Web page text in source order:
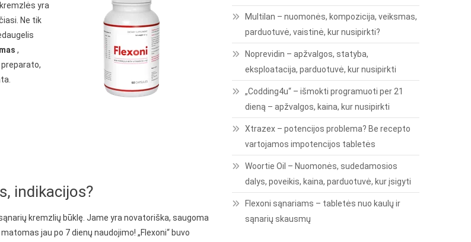
yra
Ne tik
,
indikacijos?
kremzlių būklę. Jame yra novatoriška, saugoma
jau po 7 dienų naudojimo! „Flexoni“ buvo
Multilan – nuomonės, kompozicija, veiksmas,
parduotuvė, vaistinė, kur nusipirkti?
Noprevidin – apžvalgos, statyba,
eksploatacija, parduotuvė, kur nusipirkti
„Codding4u“ – išmokti programuoti per 21
dieną – apžvalgos, kaina, kur nusipirkti
Xtrazex – potencijos problema? Be recepto
vartojamos impotencijos tabletės
Woortie Oil – Nuomonės, sudedamosios
dalys, poveikis, kaina, parduotuvė, kur įsigyti
Flexoni sąnariams – tabletės nuo kaulų ir
sąnarių skausmų